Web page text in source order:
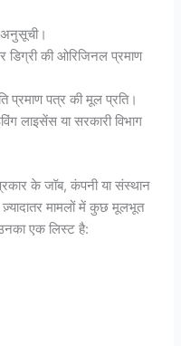
अनुसूची।
की ओरिजिनल प्रमाण
प्रमाण पत्र की मूल प्रति।
लाइसेंस या सरकारी विभाग
के जॉब, कंपनी या संस्थान
मामलों में कुछ मूलभूत
उनका एक लिस्ट है: